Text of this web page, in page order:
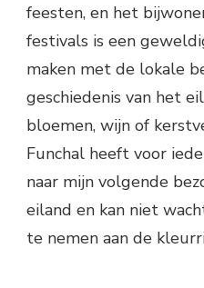
feesten, en het
festivals is een
maken met de lokale
geschiedenis van het
bloemen, wijn of
Funchal heeft voor
naar mijn volgende
eiland en kan niet
te nemen aan de